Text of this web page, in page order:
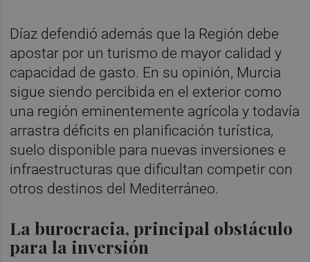
Díaz defendió además que la Región debe
apostar por un turismo de mayor calidad y
capacidad de gasto. En su opinión, Murcia
sigue siendo percibida en el exterior como
una región eminentemente agrícola y todavía
arrastra déficits en planificación turística,
suelo disponible para nuevas inversiones e
infraestructuras que dificultan competir con
otros destinos del Mediterráneo.
La burocracia, principal obstáculo
para la inversión